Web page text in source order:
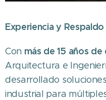
Experiencia y Respaldo
Con más de 15 años
Arquitectura e
desarrollado
industrial para